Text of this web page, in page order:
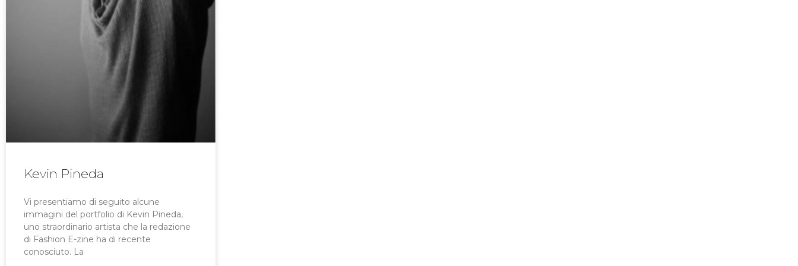
Kevin Pineda
Vi presentiamo di seguito alcune
immagini del portfolio di Kevin Pineda,
uno straordinario artista che la redazione
di Fashion E-zine ha di recente
conosciuto. La